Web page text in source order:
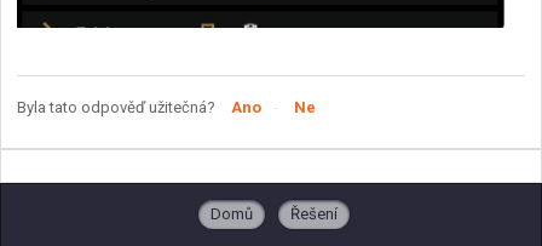
Byla tato odpověď užitečná? Ano Ne
Domů Řešení